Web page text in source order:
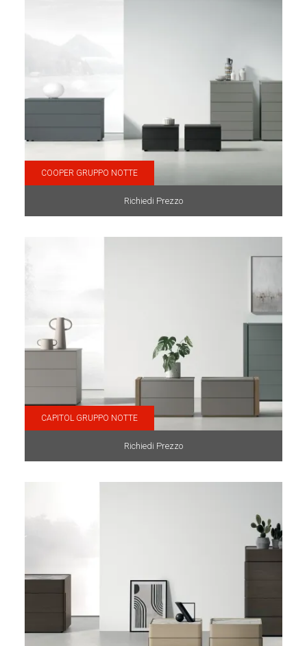
COOPER GRUPPO NOTTE
Richiedi Prezzo
CAPITOL GRUPPO NOTTE
Richiedi Prezzo